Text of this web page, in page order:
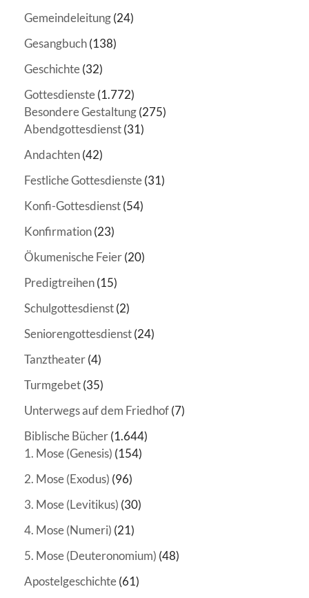
Gemeindeleitung(24)
Gesangbuch(138)
Geschichte(32)
Gottesdienste(1.772)
Besondere Gestaltung(275)
Abendgottesdienst(31)
Andachten(42)
Festliche Gottesdienste(31)
Konfi-Gottesdienst(54)
Konfirmation(23)
Ökumenische Feier(20)
Predigtreihen(15)
Schulgottesdienst(2)
Seniorengottesdienst(24)
Tanztheater(4)
Turmgebet(35)
Unterwegs auf dem Friedhof(7)
Biblische Bücher(1.644)
1. Mose (Genesis) (154)
2. Mose (Exodus) (96)
3. Mose (Levitikus) (30)
4. Mose (Numeri) (21)
5. Mose (Deuteronomium) (48)
Apostelgeschichte(61)